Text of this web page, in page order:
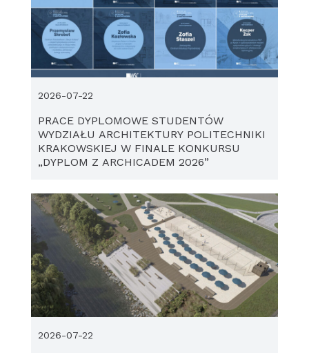
PRACE DYPLOMOWE STUDENTÓW
WYDZIAŁU ARCHITEKTURY POLITECHNIKI
KRAKOWSKIEJ W FINALE KONKURSU
„DYPLOM Z ARCHICADEM 2026”
2026-07-22
2026-07-22